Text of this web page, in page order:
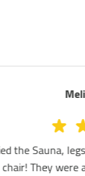
I really